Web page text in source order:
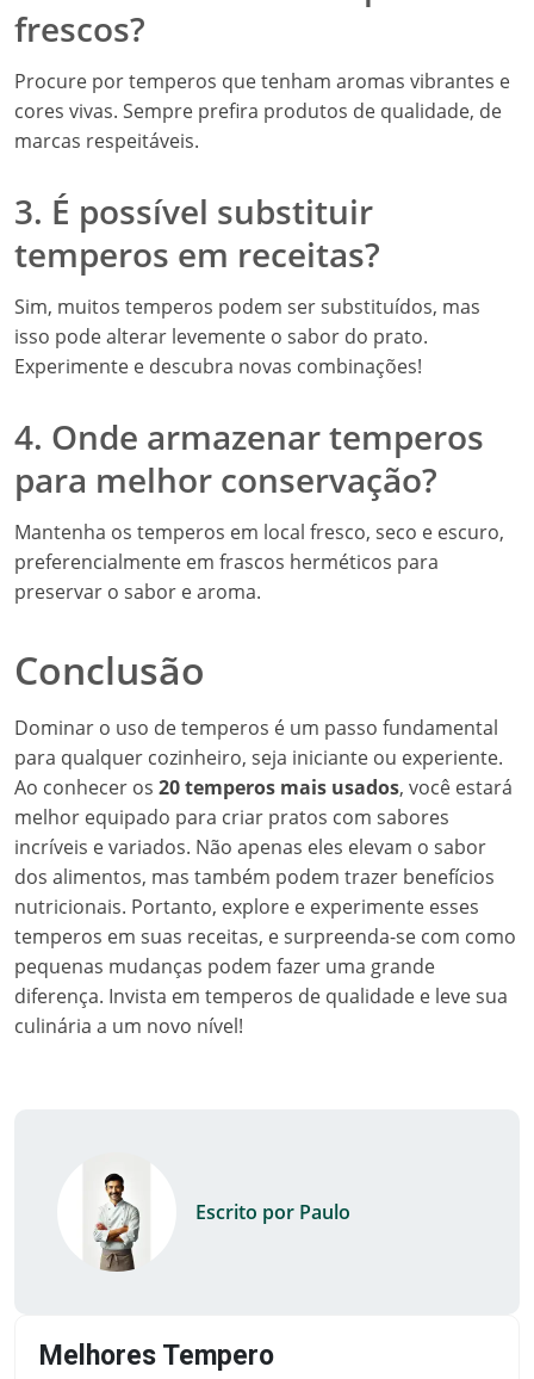
frescos?
Procure por temperos que tenham aromas vibrantes e
cores vivas. Sempre prefira produtos de qualidade, de
marcas respeitáveis.
3. É possível substituir
temperos em receitas?
Sim, muitos temperos podem ser substituídos, mas
isso pode alterar levemente o sabor do prato.
Experimente e descubra novas combinações!
4. Onde armazenar temperos
para melhor conservação?
Mantenha os temperos em local fresco, seco e escuro,
preferencialmente em frascos herméticos para
preservar o sabor e aroma.
Conclusão
Dominar o uso de temperos é um passo fundamental
para qualquer cozinheiro, seja iniciante ou experiente.
Ao conhecer os 20 temperos mais usados, você estará
melhor equipado para criar pratos com sabores
incríveis e variados. Não apenas eles elevam o sabor
dos alimentos, mas também podem trazer benefícios
nutricionais. Portanto, explore e experimente esses
temperos em suas receitas, e surpreenda-se com como
pequenas mudanças podem fazer uma grande
diferença. Invista em temperos de qualidade e leve sua
culinária a um novo nível!
Escrito por Paulo
Melhores Tempero